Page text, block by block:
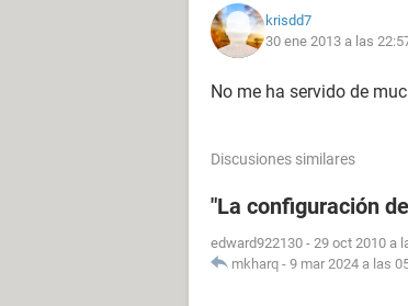
krisdd7
30 ene 2013 a las
No me ha servido de
Discusiones similares
"La configuración
edward922130 - 29 oct 2010 a
mkharq - 9 mar 2024 a las